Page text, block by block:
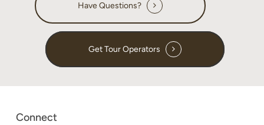
Have Questions?
Get Tour Operators
Connect